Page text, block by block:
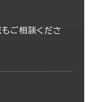
ご相談くださ